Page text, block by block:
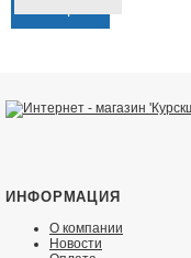
ИНФОРМАЦИЯ
О компании
Новости